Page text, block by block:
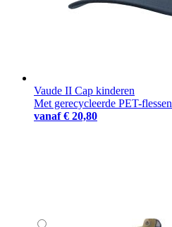
Vaude II Cap kinderen
Met gerecycleerde PET-flessen
vanaf € 20,80